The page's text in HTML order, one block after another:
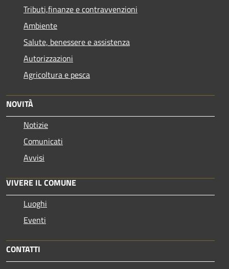
Tributi,finanze e contravvenzioni
Ambiente
Salute, benessere e assistenza
Autorizzazioni
Agricoltura e pesca
NOVITÀ
Notizie
Comunicati
Avvisi
VIVERE IL COMUNE
Luoghi
Eventi
CONTATTI